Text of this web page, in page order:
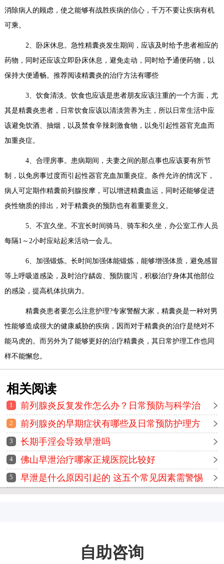
消除病人的顾虑，使之能够有战胜疾病的信心，千万不要让疾病有机
可乘。
2、卧床休息。急性精囊炎发生期间，应该及时给予患者相应的
药物，同时还应该立即卧床休息，避免走动，同时给予通便药物，以
保持大便通畅。推荐阅读精囊炎的治疗方法有哪些
3、饮食清淡。饮食也应该是患者朋友应该注重的一个方面，尤
其是精囊炎患者，日常饮食应该以清淡营养为主，所以日常生活中应
该避免饮酒、抽烟，以及禁食辛辣刺激食物，以免引起性器官充血而
加重炎症。
4、合理房事。患病期间，夫妻之间的那点事也应该要有所节
制，以免房事过度而引起性器官充血加重炎症。条件允许的情况下，
病人可定期作精囊前列腺按摩，可以增进精囊血运，同时还能够促进
炎性物质的排出，对于精囊炎的预防也有着重要意义。
5、不宜久坐。不宜长时间骑马、骑车和久坐，办公室工作人员
每隔1～2小时应站起来活动一会儿。
6、加强锻炼。长时间加强体能锻炼，能够增强体质，避免感冒
等上呼吸道感染，及时治疗龋齿、预防腹泻，积极治疗身体其他部位
的感染，提高机体抗病力。
精囊炎患者要怎么注意护理?专家警醒大家，精囊炎是一种对男
性能够造成很大的健康威胁的疾病，因而对于精囊炎的治疗是绝对不
能马虎的。而另外为了能够更好的治疗精囊炎，其日常护理工作也同
样不能懈怠。
相关阅读
1
前列腺炎反复发作怎么办？日常预防与科学治
疗方法全解析
2
前列腺炎的早期症状有哪些及日常预防护理方
法详解
3 长期手淫会导致早泄吗
4 佛山早泄治疗哪家正规医院比较好
5 早泄是什么原因引起的 这五个常见因素需警惕
自助咨询